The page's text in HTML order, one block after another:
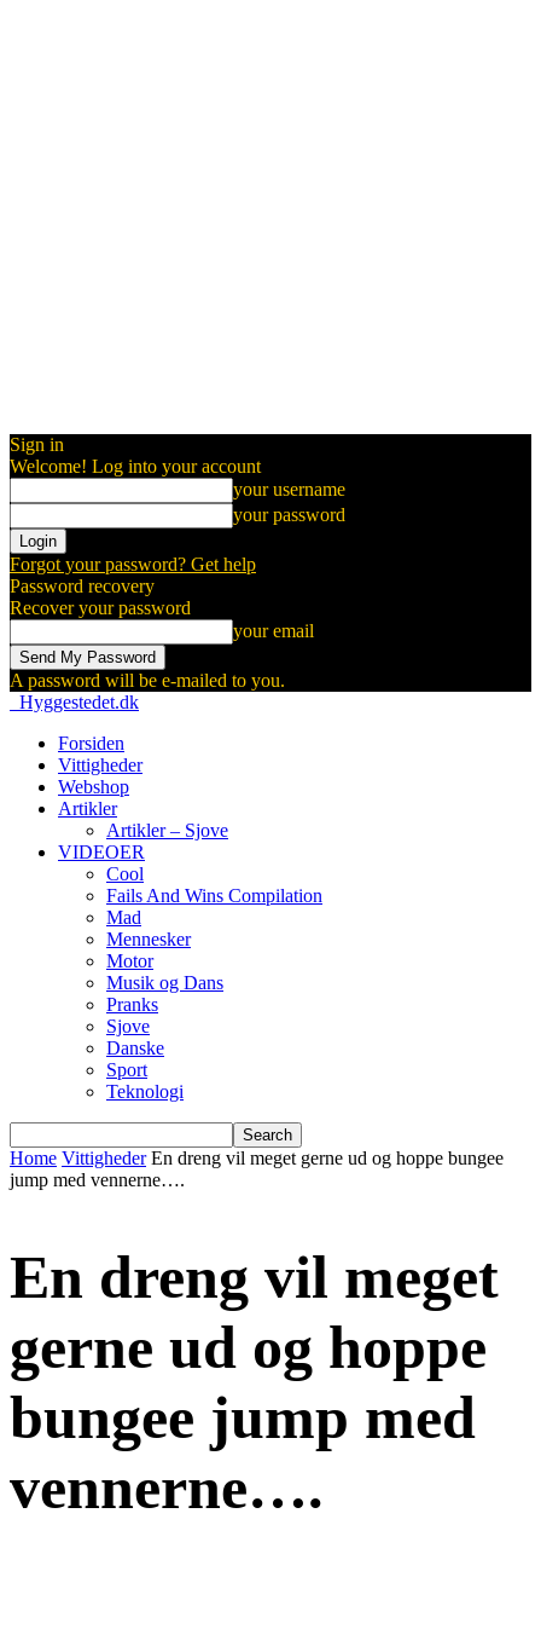
Sign in
Welcome! Log into your account
your username
your password
Forgot your password? Get help
Password recovery
Recover your password
your email
A password will be e-mailed to you.
Hyggestedet.dk
Forsiden
Vittigheder
Webshop
Artikler
Artikler – Sjove
VIDEOER
Cool
Fails And Wins Compilation
Mad
Mennesker
Motor
Musik og Dans
Pranks
Sjove
Danske
Sport
Teknologi
Home Vittigheder En dreng vil meget gerne ud og hoppe bungee
jump med vennerne….
En dreng vil meget
gerne ud og hoppe
bungee jump med
vennerne….